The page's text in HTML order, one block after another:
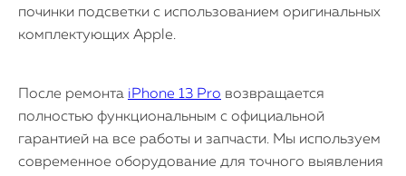
починки подсветки с использованием оригинальных
комплектующих Apple.
После ремонта iPhone 13 Pro возвращается
полностью функциональным с официальной
гарантией на все работы и запчасти. Мы используем
современное оборудование для точного выявления